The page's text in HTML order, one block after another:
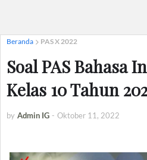
Beranda PAS X 2022
Soal PAS Bahasa
Kelas 10 Tahun
by Admin IG - Oktober 11, 2022